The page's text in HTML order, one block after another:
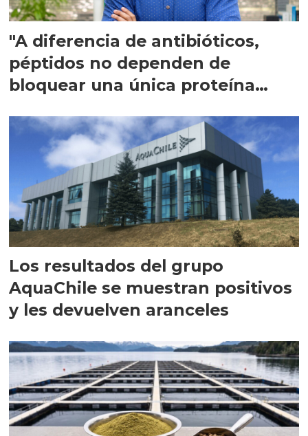
"A diferencia de antibióticos,
péptidos no dependen de
bloquear una única proteína
Los resultados del grupo
AquaChile se muestran positivos
y les devuelven aranceles